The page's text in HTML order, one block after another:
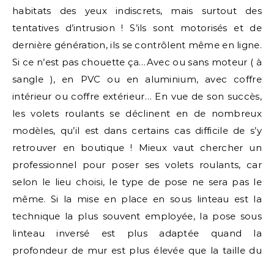
habitats des yeux indiscrets, mais surtout des
tentatives d’intrusion ! S’ils sont motorisés et de
dernière génération, ils se contrôlent même en ligne.
Si ce n’est pas chouette ça…Avec ou sans moteur ( à
sangle ), en PVC ou en aluminium, avec coffre
intérieur ou coffre extérieur… En vue de son succès,
les volets roulants se déclinent en de nombreux
modèles, qu’il est dans certains cas difficile de s’y
retrouver en boutique ! Mieux vaut chercher un
professionnel pour poser ses volets roulants, car
selon le lieu choisi, le type de pose ne sera pas le
même. Si la mise en place en sous linteau est la
technique la plus souvent employée, la pose sous
linteau inversé est plus adaptée quand la
profondeur de mur est plus élevée que la taille du